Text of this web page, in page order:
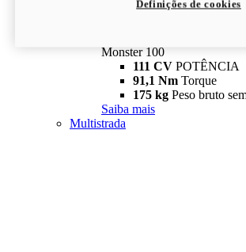
Monster
Monster 100
111 CV POTÊNCIA
91,1 Nm Torque
175 kg Peso bruto
Saiba mais
Multistrada
Definições de cookies